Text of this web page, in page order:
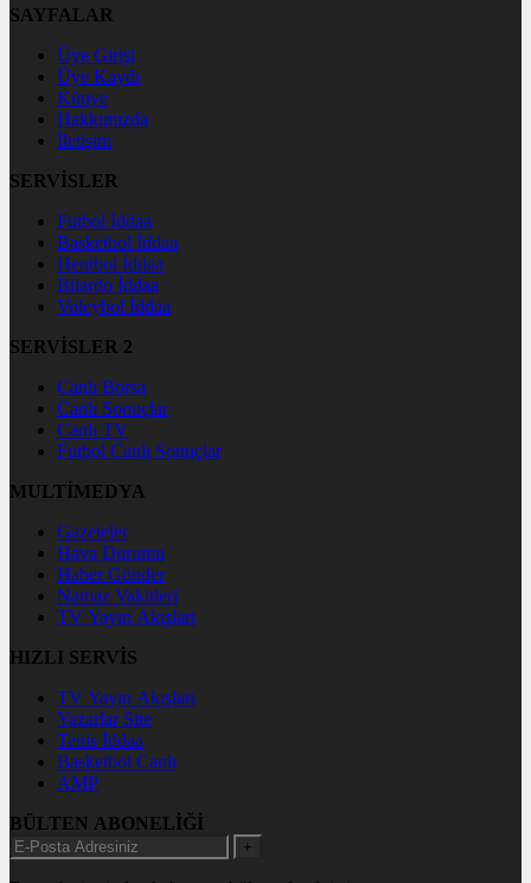
SAYFALAR
Üye Girişi
Üye Kaydı
Künye
Hakkımızda
İletişim
SERVİSLER
Futbol İddaa
Basketbol İddaa
Hentbol İddaa
Bilardo İddaa
Voleybol İddaa
SERVİSLER 2
Canlı Borsa
Canlı Sonuçlar
Canlı TV
Futbol Canlı Sonuçlar
MULTİMEDYA
Gazeteler
Hava Durumu
Haber Gönder
Namaz Vakitleri
TV Yayın Akışları
HIZLI SERVİS
TV Yayın Akışları
Yazarlar Site
Tenis İddaa
Basketbol Canlı
AMP
BÜLTEN ABONELİĞİ
+